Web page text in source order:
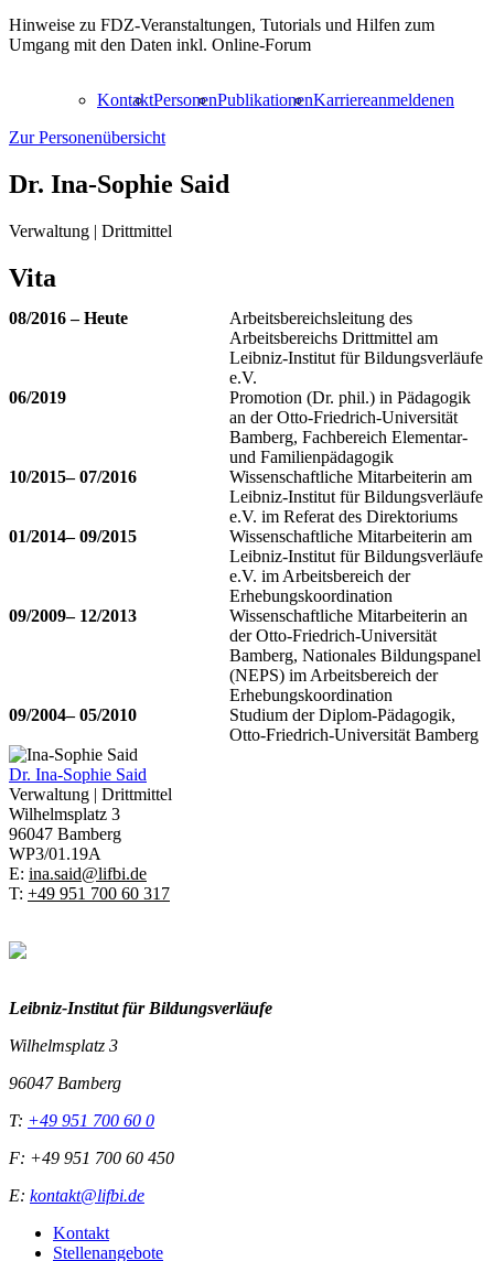
Hinweise zu FDZ-Veranstaltungen, Tutorials und Hilfen zum
Umgang mit den Daten inkl. Online-Forum
KontaktPersonenPublikationenKarriereanmeldenen
Zur Personenübersicht
Dr. Ina-Sophie Said
Verwaltung | Drittmittel
Vita
08/2016 – Heute
Arbeitsbereichsleitung des
Arbeitsbereichs Drittmittel am
Leibniz-Institut für Bildungsverläufe
e.V.
06/2019
Promotion (Dr. phil.) in Pädagogik
an der Otto-Friedrich-Universität
Bamberg, Fachbereich Elementar-
und Familienpädagogik
10/2015– 07/2016
Wissenschaftliche Mitarbeiterin am
Leibniz-Institut für Bildungsverläufe
e.V. im Referat des Direktoriums
01/2014– 09/2015
Wissenschaftliche Mitarbeiterin am
Leibniz-Institut für Bildungsverläufe
e.V. im Arbeitsbereich der
Erhebungskoordination
09/2009– 12/2013
Wissenschaftliche Mitarbeiterin an
der Otto-Friedrich-Universität
Bamberg, Nationales Bildungspanel
(NEPS) im Arbeitsbereich der
Erhebungskoordination
09/2004– 05/2010
Studium der Diplom-Pädagogik,
Otto-Friedrich-Universität Bamberg
Dr. Ina-Sophie Said
Verwaltung | Drittmittel
Wilhelmsplatz 3
96047 Bamberg
WP3/01.19A
E: ina.said@lifbi.de
T: +49 951 700 60 317
Leibniz-Institut für Bildungsverläufe
Wilhelmsplatz 3
96047 Bamberg
T: +49 951 700 60 0
F: +49 951 700 60 450
E: kontakt@lifbi.de
Kontakt
Stellenangebote